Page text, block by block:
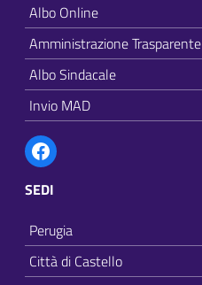
Albo Online
Amministrazione Trasparente
Albo Sindacale
Invio MAD
Facebook
SEDI
Perugia
Città di Castello